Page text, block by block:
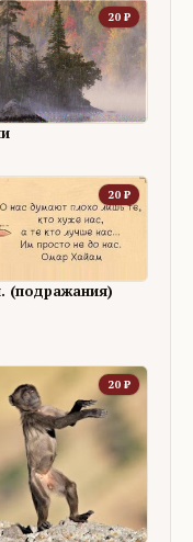
20 ₽
20 ₽
Рубаи. (подражания)
20 ₽